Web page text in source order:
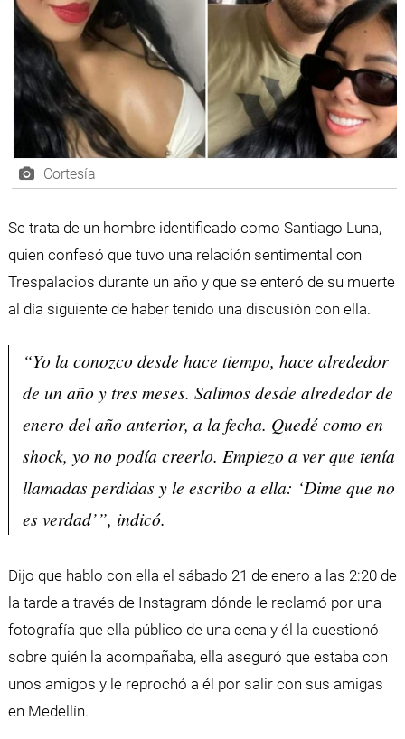
Cortesía
Se trata de un hombre identificado como Santiago Luna,
quien confesó que tuvo una relación sentimental con
Trespalacios durante un año y que se enteró de su muerte
al día siguiente de haber tenido una discusión con ella.
“Yo la conozco desde hace tiempo, hace alrededor
de un año y tres meses. Salimos desde alrededor de
enero del año anterior, a la fecha. Quedé como en
shock, yo no podía creerlo. Empiezo a ver que tenía
llamadas perdidas y le escribo a ella: ‘Dime que no
es verdad’”, indicó.
Dijo que hablo con ella el sábado 21 de enero a las 2:20 de
la tarde a través de Instagram dónde le reclamó por una
fotografía que ella público de una cena y él la cuestionó
sobre quién la acompañaba, ella aseguró que estaba con
unos amigos y le reprochó a él por salir con sus amigas
en Medellín.